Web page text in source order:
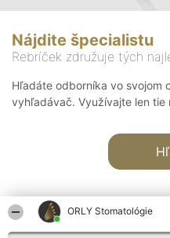
ORLY Stomatológie
Nájdite špecialistu
Rebríček združuje tých
Hľadáte odborníka vo svojom
vyhľadávač. Využívajte len tie